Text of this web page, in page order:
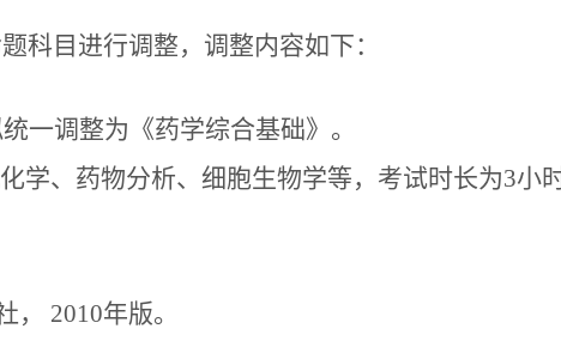
科目进行调整，调整内容如下：
一调整为《药学综合基础》。
学、药物分析、细胞生物学等，考试时长为3小
， 2010年版。